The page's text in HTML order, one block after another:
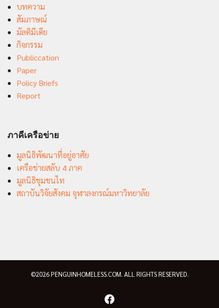
บทความ
สัมภาษณ์
มัลติมีเดีย
กิจกรรม
Publiccation
Paper
Policy Briefs
Report
ภาคีเครือข่าย
มูลนิธิพัฒนาที่อยู่อาศัย
เครือข่ายสลับ 4 ภาค
มูลนิธิชุมชนไท
สถาบันวิจัยสังคม จุฬาลงกรณ์มหาวิทยาลัย
©2026 PENGUINHOMELESS.COM. ALL RIGHTS RESERVED.